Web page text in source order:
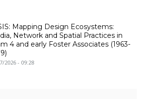
Mapping Design Ecosystems:
Network and Spatial Practices in
4 and early Foster Associates (1963-
2026 - 09:28